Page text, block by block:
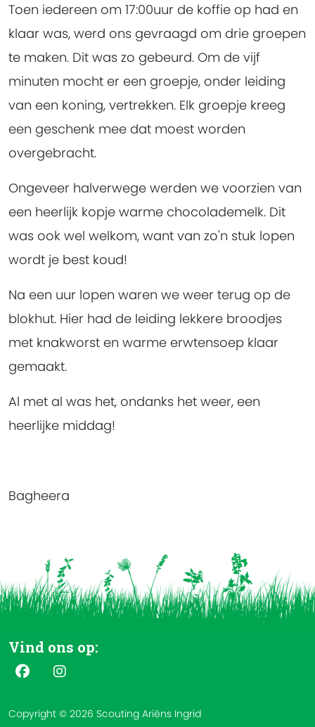
Toen iedereen om 17:00uur de koffie op had en
klaar was, werd ons gevraagd om drie groepen
te maken. Dit was zo gebeurd. Om de vijf
minuten mocht er een groepje, onder leiding
van een koning, vertrekken. Elk groepje kreeg
een geschenk mee dat moest worden
overgebracht.
Ongeveer halverwege werden we voorzien van
een heerlijk kopje warme chocolademelk. Dit
was ook wel welkom, want van zo'n stuk lopen
wordt je best koud!
Na een uur lopen waren we weer terug op de
blokhut. Hier had de leiding lekkere broodjes
met knakworst en warme erwtensoep klaar
gemaakt.
Al met al was het, ondanks het weer, een
heerlijke middag!
Bagheera
Vind ons op:
Copyright © 2026 Scouting Ariëns Ingrid